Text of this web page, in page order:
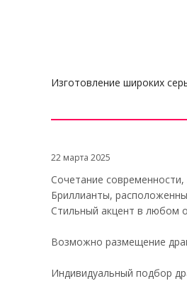
Изготовление широких
22 марта 2025
Сочетание
Бриллианты,
Стильный акцент в любом
Возможно размещение
Индивидуальный подбор